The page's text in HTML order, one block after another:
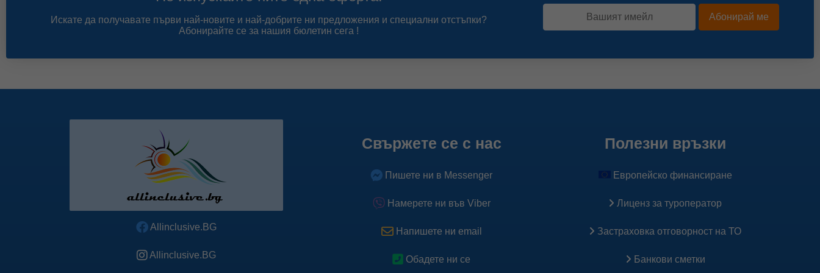
Искате да получавате първи най-новите и най-добрите ни предложения и специални отстъпки?
Абонирайте се за нашия бюлетин сега !
Абонирай ме
Allinclusive.BG
Allinclusive.BG
Свържете се с нас
Пишете ни в Messenger
Намерете ни във Viber
Напишете ни email
Обадете ни се
Полезни връзки
Европейско финансиране
Лиценз за туроператор
Застраховка oтговорност на ТО
Банкови сметки